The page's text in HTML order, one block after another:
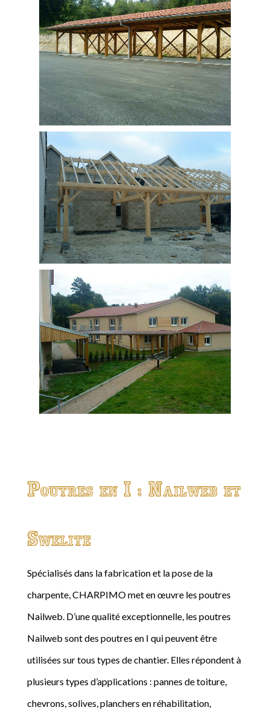
Poutres en I : Nailweb et
Swelite
Spécialisés dans la fabrication et la pose de la
charpente, CHARPIMO met en œuvre les poutres
Nailweb. D’une qualité exceptionnelle, les poutres
Nailweb sont des poutres en I qui peuvent être
utilisées sur tous types de chantier. Elles répondent à
plusieurs types d’applications : pannes de toiture,
chevrons, solives, planchers en réhabilitation,